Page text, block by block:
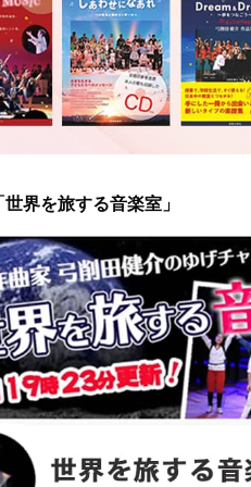
界を旅する音楽室」